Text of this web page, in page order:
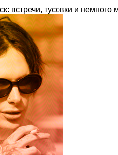
встречи, тусовки и немного